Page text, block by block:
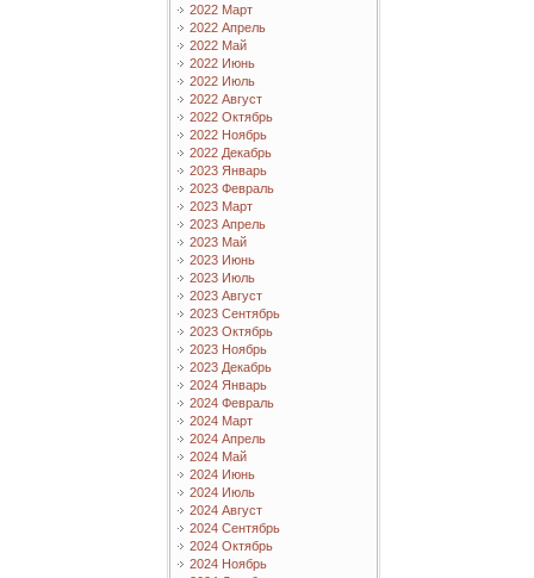
2022 Март
2022 Апрель
2022 Май
2022 Июнь
2022 Июль
2022 Август
2022 Октябрь
2022 Ноябрь
2022 Декабрь
2023 Январь
2023 Февраль
2023 Март
2023 Апрель
2023 Май
2023 Июнь
2023 Июль
2023 Август
2023 Сентябрь
2023 Октябрь
2023 Ноябрь
2023 Декабрь
2024 Январь
2024 Февраль
2024 Март
2024 Апрель
2024 Май
2024 Июнь
2024 Июль
2024 Август
2024 Сентябрь
2024 Октябрь
2024 Ноябрь